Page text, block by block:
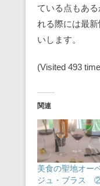
ている点もあ
れる際には最
いします。
(Visited 493
関連
美食の聖地オー
ジュ・ブラス